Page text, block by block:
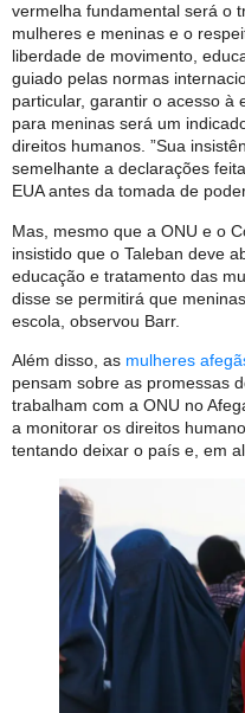
vermelha fundamental será o
mulheres e meninas e o
liberdade de movimento,
guiado pelas normas
particular, garantir o acesso à
para meninas será um
direitos humanos. ”Sua
semelhante a declarações
EUA antes da tomada de
Mas, mesmo que a ONU e o
insistido que o Taleban deve
educação e tratamento das
disse se permitirá que
escola, observou Barr.
Além disso, as mulheres
pensam sobre as promessas
trabalham com a ONU no
a monitorar os direitos
tentando deixar o país e, em